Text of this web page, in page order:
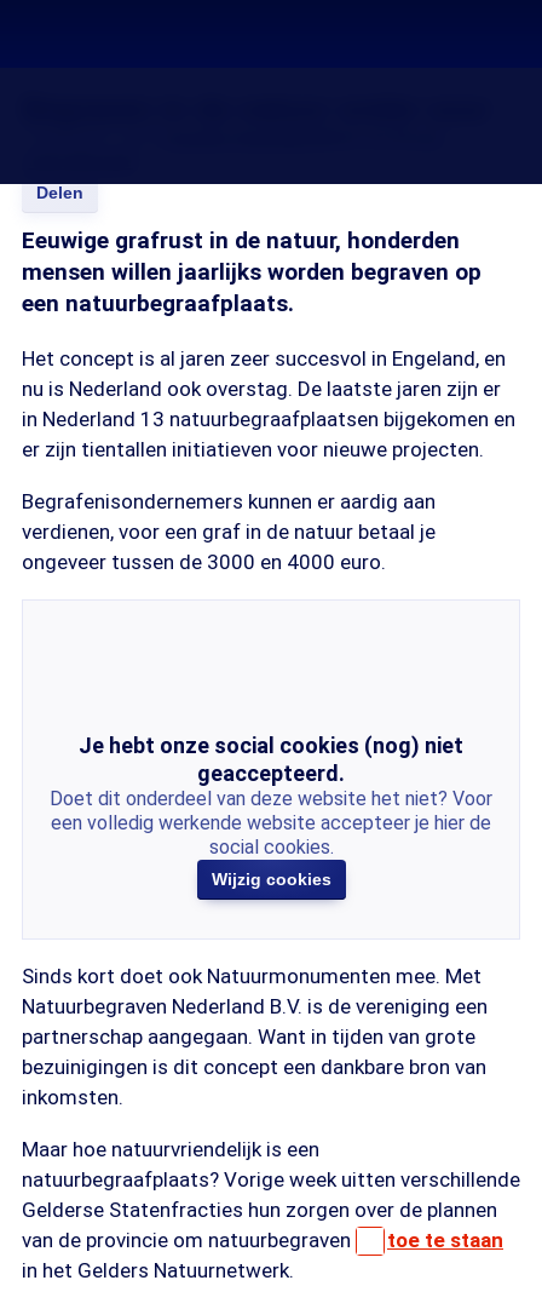
Delen
Eeuwige grafrust in de natuur, honderden
mensen willen jaarlijks worden begraven op
een natuurbegraafplaats.
Het concept is al jaren zeer succesvol in Engeland, en
nu is Nederland ook overstag. De laatste jaren zijn er
in Nederland 13 natuurbegraafplaatsen bijgekomen en
er zijn tientallen initiatieven voor nieuwe projecten.
Begrafenisondernemers kunnen er aardig aan
verdienen, voor een graf in de natuur betaal je
ongeveer tussen de 3000 en 4000 euro.
Je hebt onze social cookies (nog) niet
geaccepteerd.
Doet dit onderdeel van deze website het niet? Voor
een volledig werkende website accepteer je hier de
social cookies.
Wijzig cookies
Sinds kort doet ook Natuurmonumenten mee. Met
Natuurbegraven Nederland B.V. is de vereniging een
partnerschap aangegaan. Want in tijden van grote
bezuinigingen is dit concept een dankbare bron van
inkomsten.
Maar hoe natuurvriendelijk is een
natuurbegraafplaats? Vorige week uitten verschillende
Gelderse Statenfracties hun zorgen over de plannen
van de provincie om natuurbegraven
toe te staan
in het Gelders Natuurnetwerk.